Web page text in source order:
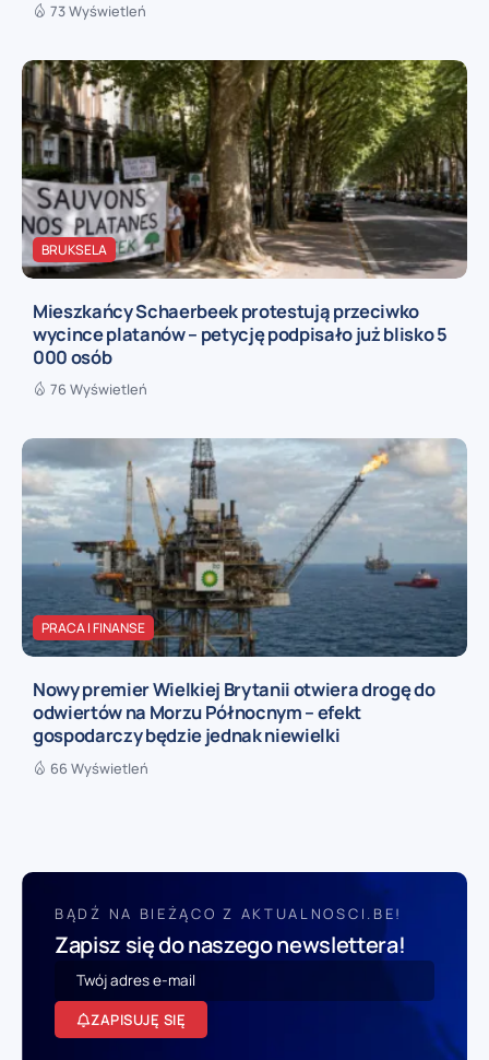
73 Wyświetleń
BRUKSELA
Mieszkańcy Schaerbeek protestują przeciwko
wycince platanów – petycję podpisało już blisko 5
000 osób
76 Wyświetleń
PRACA I FINANSE
Nowy premier Wielkiej Brytanii otwiera drogę do
odwiertów na Morzu Północnym – efekt
gospodarczy będzie jednak niewielki
66 Wyświetleń
BĄDŹ NA BIEŻĄCO Z AKTUALNOSCI.BE!
Zapisz się do naszego newslettera!
ZAPISUJĘ SIĘ